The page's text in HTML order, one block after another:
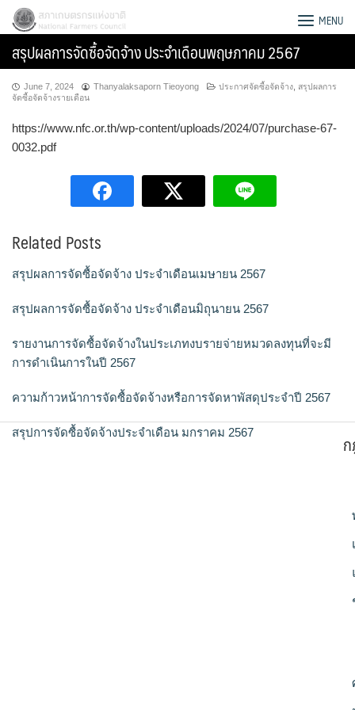
Skip
content
Search
สภาเกษตรกรแห่งชาติ MENU
สรุปผลการจัดซื้อจัดจ้าง ประจำเดือนพฤษภาคม 2567
June 7, 2024 Thanyalaksaporn Tieoyong ประกาศจัดซื้อจัดจ้าง สรุปผลการ
จัดซื้อจัดจ้างรายเดือน
https://www.nfc.or.th/wp-content/uploads/2024/07/purchase-67-
0032.pdf
Related Posts
สรุปผลการจัดซื้อจัดจ้าง ประจำเดือนเมษายน 2567
สรุปผลการจัดซื้อจัดจ้าง ประจำเดือนมิถุนายน 2567
รายงานการจัดซื้อจัดจ้างในประเภทงบรายจ่ายหมวดลงทุนที่จะมี
การดำเนินการในปี 2567
ความก้าวหน้าการจัดซื้อจัดจ้างหรือการจัดหาพัสดุประจำปี 2567
สรุปการจัดซื้อจัดจ้างประจำเดือน มกราคม 2567